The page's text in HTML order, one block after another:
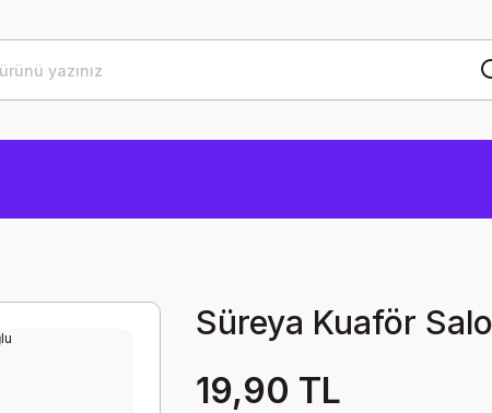
Süreya Kuaför
19,90 TL